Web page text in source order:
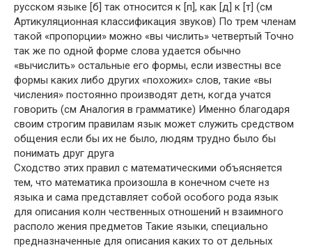
русском языке [б] так относится к [п], как [д] к [т] (см
Артикуляционная классификация звуков) По трем членам
такой «пропорции» можно «вы числить» четвертый Точно
так же по одной форме слова удается обычно
«вычислить» остальные его формы, если известны все
формы каких либо других «похожих» слов, такие «вы
числения» постоянно производят детн, когда учатся
говорить (см Аналогия в грамматике) Именно благодаря
своим строгим правилам язык может служить средством
общения если бы их не было, людям трудно было бы
понимать друг друга
Сходство этих правил с математическими объясняется
тем, что математика произошла в конечном счете нз
языка и сама представляет собой особого рода язык
для описания колн чественных отношений н взаимного
располо жения предметов Такие языки, специально
предназначенные для описания каких то от дельных